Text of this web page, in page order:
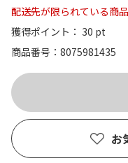
配送先が限られている商品
獲得ポイント： 30 pt
商品番号
8075981435
お